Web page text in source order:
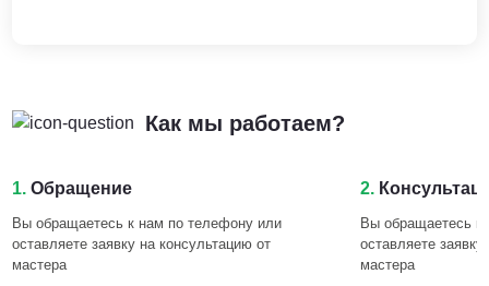
Как мы работаем?
1. Обращение
Вы обращаетесь к нам по телефону или
оставляете заявку на консультацию от
мастера
2.
Вы обращаетесь
оставляете
мастера